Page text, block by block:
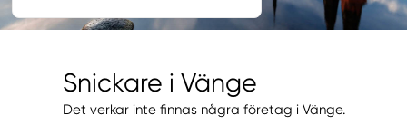
Snickare i Vänge
Det verkar inte finnas några företag i Vänge.